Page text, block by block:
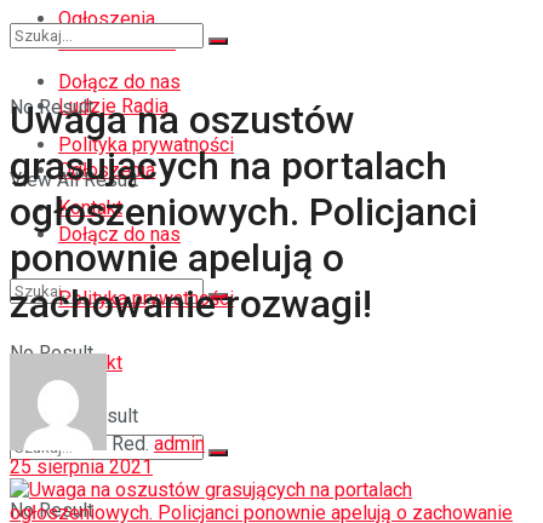
Ogłoszenia
Dołącz do nas
Polityka prywatności
Kontakt
No Result
View All Result
Pozdrowienia
Ludzie Radia
Ogłoszenia
Dołącz do nas
Polityka prywatności
Kontakt
No Result
No Result
View All Result
Uwaga na oszustów
grasujących na portalach
ogłoszeniowych. Policjanci
ponownie apelują o
zachowanie rozwagi!
Red. admin
25 sierpnia 2021